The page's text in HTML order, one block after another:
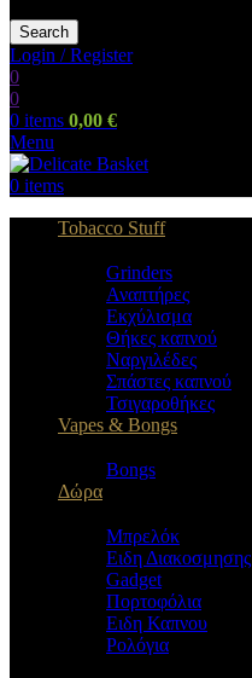
Search
Login / Register
0
0
0 items 0,00 €
Menu
0 items
Tobacco Stuff
Grinders
Αναπτήρες
Εκχύλισμα
Θήκες καπνού
Ναργιλέδες
Σπάστες καπνού
Τσιγαροθήκες
Vapes & Bongs
Bongs
Δώρα
Μπρελόκ
Eιδη Διακοσμησης
Gadget
Πορτοφόλια
Ειδη Καπνου
Ρολόγια